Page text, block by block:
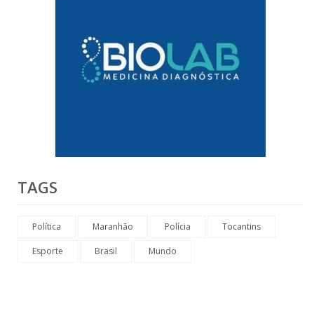
TAGS
Política Maranhão Polícia Tocantins
Esporte Brasil Mundo